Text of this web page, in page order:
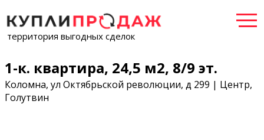
территория выгодных сделок
1-к. квартира, 24,5 м2, 8/9 эт.
Коломна, ул Октябрьской революции, д 299 | Центр,
Голутвин